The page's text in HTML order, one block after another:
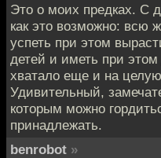
Это о моих предках. С
как это возможно: всю
успеть при этом
детей и иметь при
хватало еще и на
Удивительный,
которым можно
принадлежать.
benrobot »